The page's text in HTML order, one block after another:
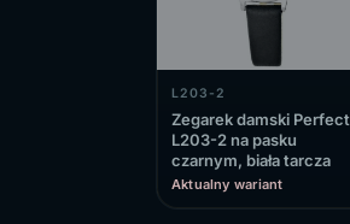
L203-2
Zegarek damski Perfect
L203-2 na pasku
czarnym, biała tarcza
Aktualny wariant